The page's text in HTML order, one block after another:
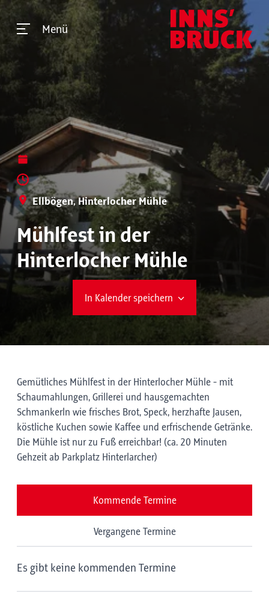
Menü
Ellbögen, Hinterlocher Mühle
Mühlfest in der
Hinterlocher Mühle
In Kalender speichern
Gemütliches Mühlfest in der Hinterlocher Mühle - mit
Schaumahlungen, Grillerei und hausgemachten
Schmankerln wie frisches Brot, Speck, herzhafte Jausen,
köstliche Kuchen sowie Kaffee und erfrischende Getränke.
Die Mühle ist nur zu Fuß erreichbar! (ca. 20 Minuten
Gehzeit ab Parkplatz Hinterlarcher)
Kommende Termine
Vergangene Termine
Es gibt keine kommenden Termine